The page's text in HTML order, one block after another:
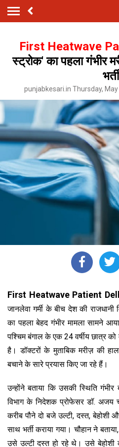
First Heatwave
स्ट्रोक' का पहला गंभीर
भर्ती
punjabkesari.in Thursday,
First Heatwave Patient
जानलेवा गर्मी के बीच देश की
का पहला बेहद गंभीर मामला सामने
पश्चिम बंगाल के एक 24 वर्षीय छात्र को
है। डॉक्टरों के मुताबिक मरीज़ की
बचाने के सारे प्रयास किए जा रहे हैं।
उन्होंने बताया कि उसकी स्थिति
विभाग के निदेशक प्रोफेसर डॉ. अजय
करीब पौने दो बजे उल्टी, दस्त, बेहोशी
साथ भर्ती कराया गया। चौहान ने
उसे उल्टी दस्त हो रहे थे। उसे बेहोशी